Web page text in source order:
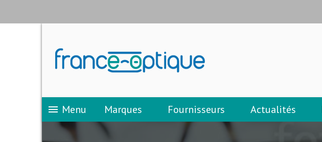
menu Menu Marques Fournisseurs Actualités